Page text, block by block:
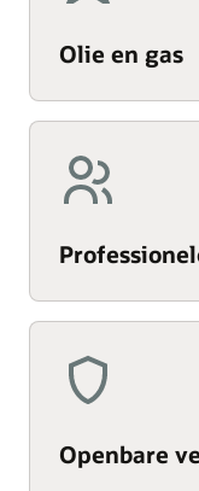
Olie en gas
Openbare